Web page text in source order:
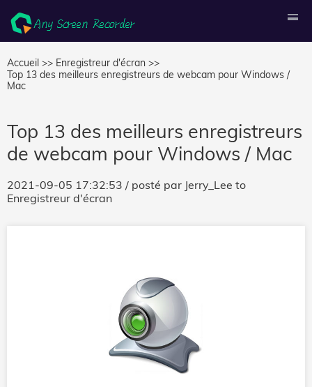
Accueil >> Enregistreur d'écran >>
Top 13 des meilleurs enregistreurs de webcam pour Windows /
Mac
Top 13 des meilleurs enregistreurs
de webcam pour Windows / Mac
2021-09-05 17:32:53 / posté par Jerry_Lee to
Enregistreur d'écran